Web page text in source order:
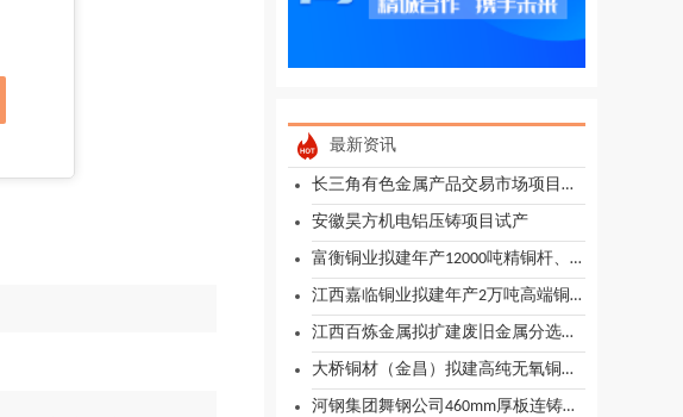
最新资讯
长三角有色金属产品交易市场项目签约落户池州
安徽昊方机电铝压铸项目试产
富衡铜业拟建年产12000吨精铜杆、精铜材生产线建设项目
江西嘉临铜业拟建年产2万吨高端铜排项目
江西百炼金属拟扩建废旧金属分选循环利用项目
大桥铜材（金昌）拟建高纯无氧铜材及铝材深加工项目
河钢集团舞钢公司460mm厚板连铸机工程热试成功